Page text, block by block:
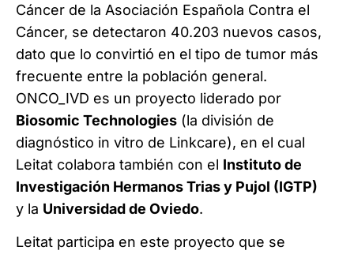
Cáncer de la Asociación Española Contra el
Cáncer, se detectaron 40.203 nuevos casos,
dato que lo convirtió en el tipo de tumor más
frecuente entre la población general.
ONCO_IVD es un proyecto liderado por
Biosomic Technologies (la división de
diagnóstico in vitro de Linkcare), en el cual
Leitat colabora también con el Instituto de
Investigación Hermanos Trias y Pujol (IGTP)
y la Universidad de Oviedo.
Leitat participa en este proyecto que se